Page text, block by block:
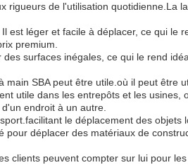
rigueurs de l'utilisation quotidienne.La
est léger et facile à déplacer, ce qui le
premium.
surfaces inégales, ce qui le rend
SBA peut être utile.où il peut être
utile dans les entrepôts et les usines,
endroit à un autre.
le déplacement des objets
déplacer des matériaux de
clients peuvent compter sur lui pour